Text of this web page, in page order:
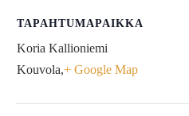
TAPAHTUMAPAIKKA
Koria Kallioniemi
Kouvola,+ Google Map